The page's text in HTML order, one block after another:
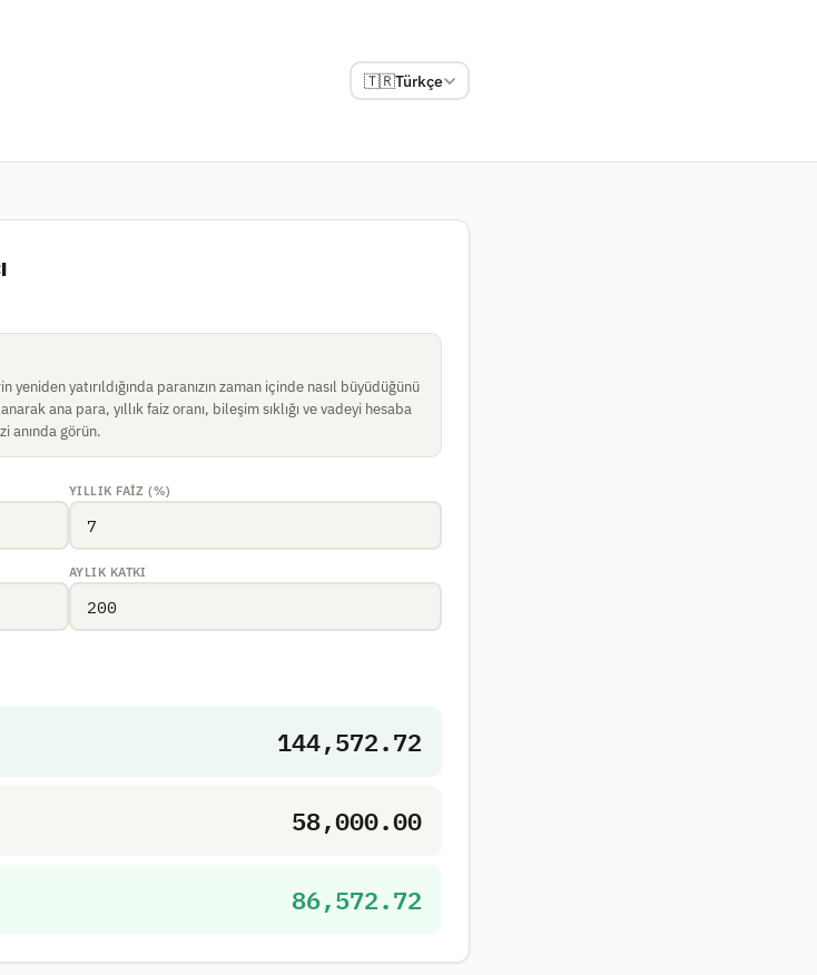
🇹🇷Türkçe
yeniden yatırıldığında paranızın zaman içinde nasıl büyüdüğünü
ana para, yıllık faiz oranı, bileşim sıklığı ve vadeyi hesaba
anında görün.
YILLIK FAIZ (%)
AYLIK KATKI
144,572.72
58,000.00
86,572.72